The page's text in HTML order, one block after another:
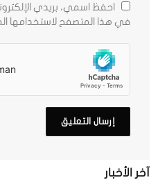
احفظ اسمي، بريدي
في هذا المتصفح لاستخدامها
آخر الأخبار